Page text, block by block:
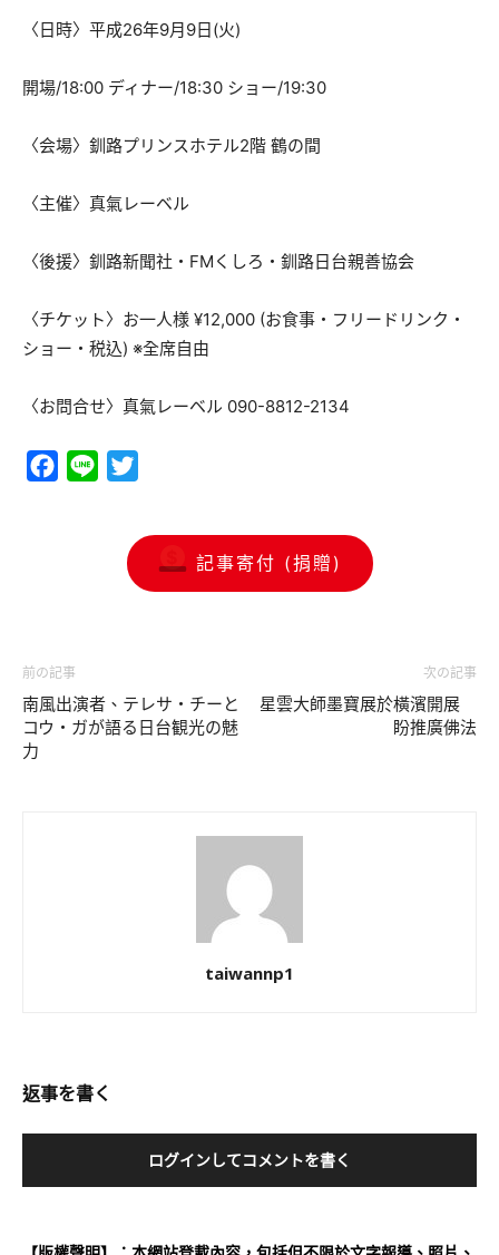
〈日時〉平成26年9月9日(火)
開場/18:00 ディナー/18:30 ショー/19:30
〈会場〉釧路プリンスホテル2階 鶴の間
〈主催〉真氣レーベル
〈後援〉釧路新聞社・FMくしろ・釧路日台親善協会
〈チケット〉お一人様 ¥12,000 (お食事・フリードリンク・
ショー・税込) ※全席自由
〈お問合せ〉真氣レーベル 090-8812-2134
Facebook
Line
記事寄付 (捐贈)
前の記事
南風出演者、テレサ・チーと
コウ・ガが語る日台観光の魅
力
次の記事
星雲大師墨寶展於橫濱開展
盼推廣佛法
taiwannp1
返事を書く
ログインしてコメントを書く